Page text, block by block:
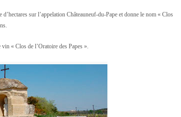
sur l’appelation Châteauneuf-du-Pape et donne le nom « Clos
« Clos de l’Oratoire des Papes ».